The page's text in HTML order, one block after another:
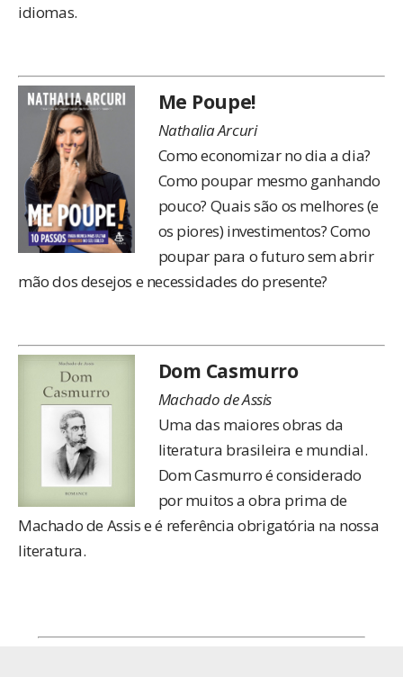
idiomas.
Me Poupe!
Nathalia Arcuri
Como economizar no dia a dia?
Como poupar mesmo ganhando
pouco? Quais são os melhores (e
os piores) investimentos? Como
poupar para o futuro sem abrir
mão dos desejos e necessidades do presente?
Dom Casmurro
Machado de Assis
Uma das maiores obras da
literatura brasileira e mundial.
Dom Casmurro é considerado
por muitos a obra prima de
Machado de Assis e é referência obrigatória na nossa
literatura.